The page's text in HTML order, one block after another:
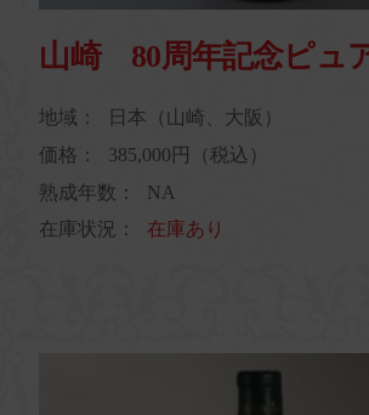
山崎 80周年記念ピュ
地域：
日本（山崎、大阪）
価格：
385,000円（税込）
熟成年数：
NA
在庫状況：
在庫あり